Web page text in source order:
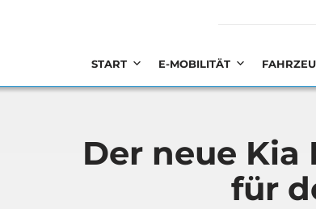
START E-MOBILITÄT
Der neue Kia
für